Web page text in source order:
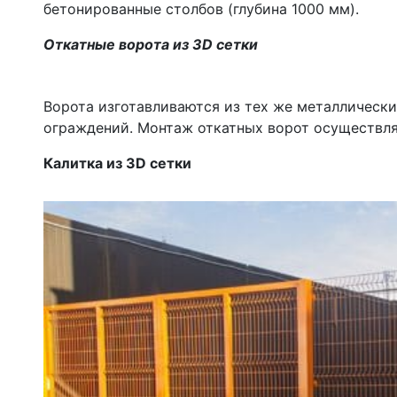
бетонированные столбов (глубина 1000 мм).
Откатные ворота из 3D сетки
Ворота изготавливаются из тех же
ограждений. Монтаж откатных ворот
Калитка из 3D сетки